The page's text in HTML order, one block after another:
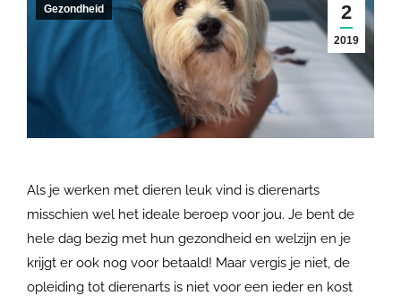
2
2019
Gezondheid
Als je werken met dieren leuk vind is dierenarts
misschien wel het ideale beroep voor jou. Je bent de
hele dag bezig met hun gezondheid en welzijn en je
krijgt er ook nog voor betaald! Maar vergis je niet, de
opleiding tot dierenarts is niet voor een ieder en kost